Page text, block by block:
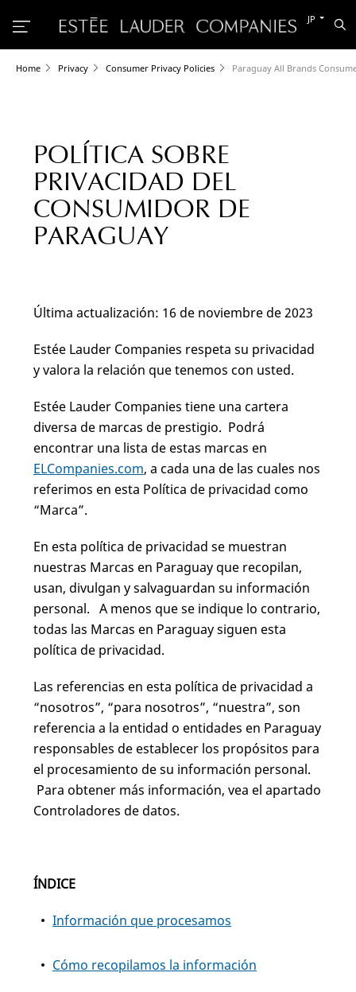
索
別
の
語
に
切
JP
Home Privacy Consumer Privacy Policies Paraguay All Brands
POLÍTICA SOBRE
PRIVACIDAD DEL
CONSUMIDOR DE
PARAGUAY
Última actualización: 16 de noviembre de 2023
Estée Lauder Companies respeta su privacidad
y valora la relación que tenemos con usted.
Estée Lauder Companies tiene una cartera
diversa de marcas de prestigio. Podrá
encontrar una lista de estas marcas en
ELCompanies.com, a cada una de las cuales nos
referimos en esta Política de privacidad como
“Marca”.
En esta política de privacidad se muestran
nuestras Marcas en Paraguay que recopilan,
usan, divulgan y salvaguardan su información
personal. A menos que se indique lo contrario,
todas las Marcas en Paraguay siguen esta
política de privacidad.
Las referencias en esta política de privacidad a
“nosotros”, “para nosotros”, “nuestra”, son
referencia a la entidad o entidades en Paraguay
responsables de establecer los propósitos para
el procesamiento de su información personal.
Para obtener más información, vea el apartado
Controladores de datos.
ÍNDICE
Información que procesamos
Cómo recopilamos la información